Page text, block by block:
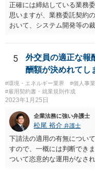
正確には締結している業務
思いますが、業務委託契約
おいて、システム開発等の
まで終えているか否かを基
しているものがあります
スでも、予定していた最後
る等と主張して行くこと
ような見解は本件にはあて
ないことが想定されます。
もしれません。 いずれに
記事等の証拠を持参の上、
てはいかがでしょうか。
5
外交員の適正な報
酬額が決めれてし
#環境・エネルギー業界 #個人事
#雇用契約書・就業規則作成
2023年1月25日
企業法務に強い弁護士
松尾 裕介 弁護士
下請法の適用の有無につい
すので、一概には判断でき
ついて恣意的な運用がなさ